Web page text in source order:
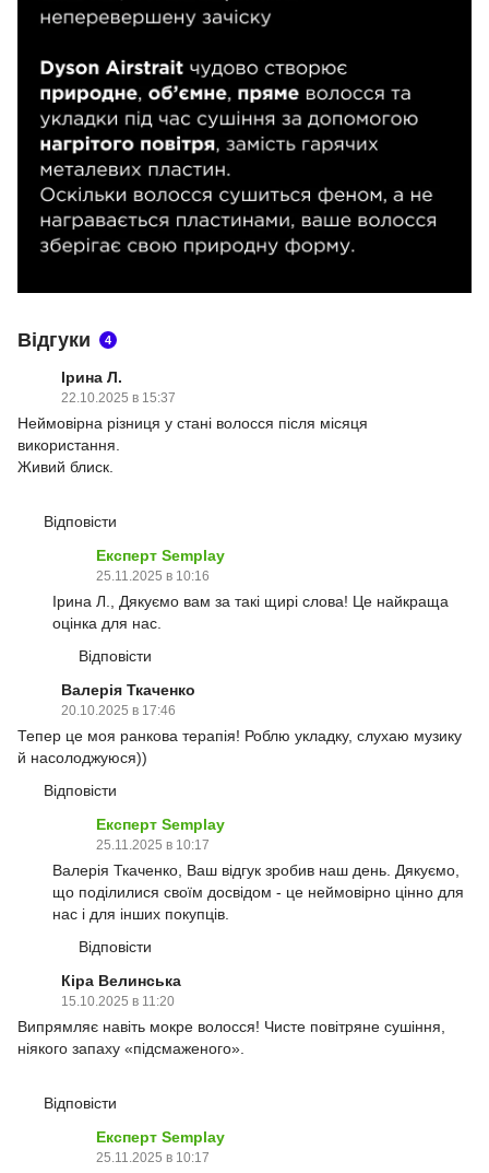
Відгуки 4
Ірина Л.
22.10.2025 в 15:37
Неймовірна різниця у стані волосся після місяця
використання.
Живий блиск.
Відповісти
Експерт Semplay
25.11.2025 в 10:16
Ірина Л., Дякуємо вам за такі щирі слова! Це найкраща
оцінка для нас.
Відповісти
Валерія Ткаченко
20.10.2025 в 17:46
Тепер це моя ранкова терапія! Роблю укладку, слухаю музику
й насолоджуюся))
Відповісти
Експерт Semplay
25.11.2025 в 10:17
Валерія Ткаченко, Ваш відгук зробив наш день. Дякуємо,
що поділилися своїм досвідом - це неймовірно цінно для
нас і для інших покупців.
Відповісти
Кіра Велинська
15.10.2025 в 11:20
Випрямляє навіть мокре волосся! Чисте повітряне сушіння,
ніякого запаху «підсмаженого».
Відповісти
Експерт Semplay
25.11.2025 в 10:17